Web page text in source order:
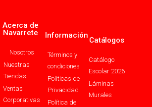
Acerca de
Navarrete
Nosotros
Nuestras
Tiendas
Ventas
Corporativas
Información
Términos y
condiciones
Políticas de
Privacidad
Política de
Catálogos
Catálogo
Escolar 2026
Láminas
Murales